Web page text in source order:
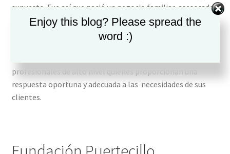
supuesto. Fue así que nació un negocio familiar, asesorado
con la experiencia de muchos años, fundando la empresa
Publiclima Ltda. Con su consejo nuestra empresa con base
en la V región presta servicios en mantención industrial
profesionales de alto nivel quienes proporcionan una
respuesta oportuna y adecuada a las necesidades de sus
clientes.
Enjoy this blog? Please spread the
word :)